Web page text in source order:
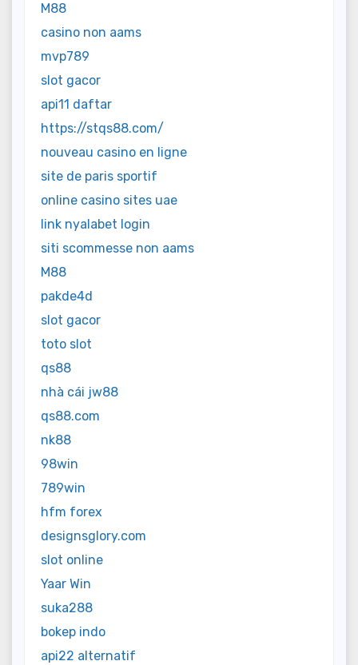
M88
casino non aams
mvp789
slot gacor
api11 daftar
https://stqs88.com/
nouveau casino en ligne
site de paris sportif
online casino sites uae
link nyalabet login
siti scommesse non aams
M88
pakde4d
slot gacor
toto slot
qs88
nhà cái jw88
qs88.com
nk88
98win
789win
hfm forex
designsglory.com
slot online
Yaar Win
suka288
bokep indo
api22 alternatif